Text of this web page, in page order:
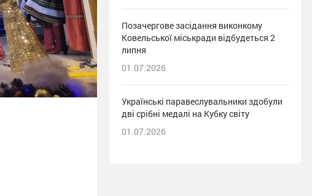
Позачергове засідання виконкому
Ковельської міськради відбудеться 2
липня
01.07.2026
Українські паравеслувальники здобули
дві срібні медалі на Кубку світу
01.07.2026